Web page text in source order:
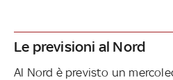
Le previsioni al Nord
Al Nord è previsto un